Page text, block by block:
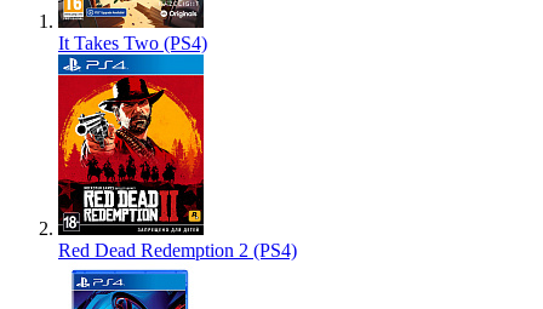
It Takes Two (PS4)
Red Dead Redemption 2 (PS4)